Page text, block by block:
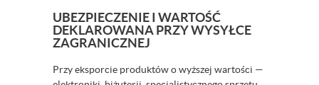
UBEZPIECZENIE I WARTOŚĆ
DEKLAROWANA PRZY WYSYŁCE
ZAGRANICZNEJ
Przy eksporcie produktów o wyższej wartości —